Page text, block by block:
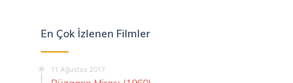
En Çok İzlenen Filmler
11 Ağustos 2017